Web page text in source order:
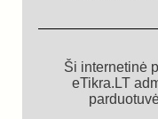
Ši internetinė
eTikra.LT